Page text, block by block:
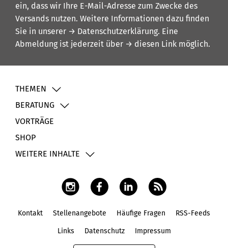
ein, dass wir Ihre E-Mail-Adresse zum Zwecke des
Versands nutzen. Weitere Informationen dazu finden
Sie in unserer → Datenschutzerklärung. Eine
Abmeldung ist jederzeit über → diesen Link möglich.
THEMEN
BERATUNG
VORTRÄGE
SHOP
WEITERE INHALTE
Kontakt Stellenangebote Häufige Fragen RSS-Feeds
Links Datenschutz Impressum